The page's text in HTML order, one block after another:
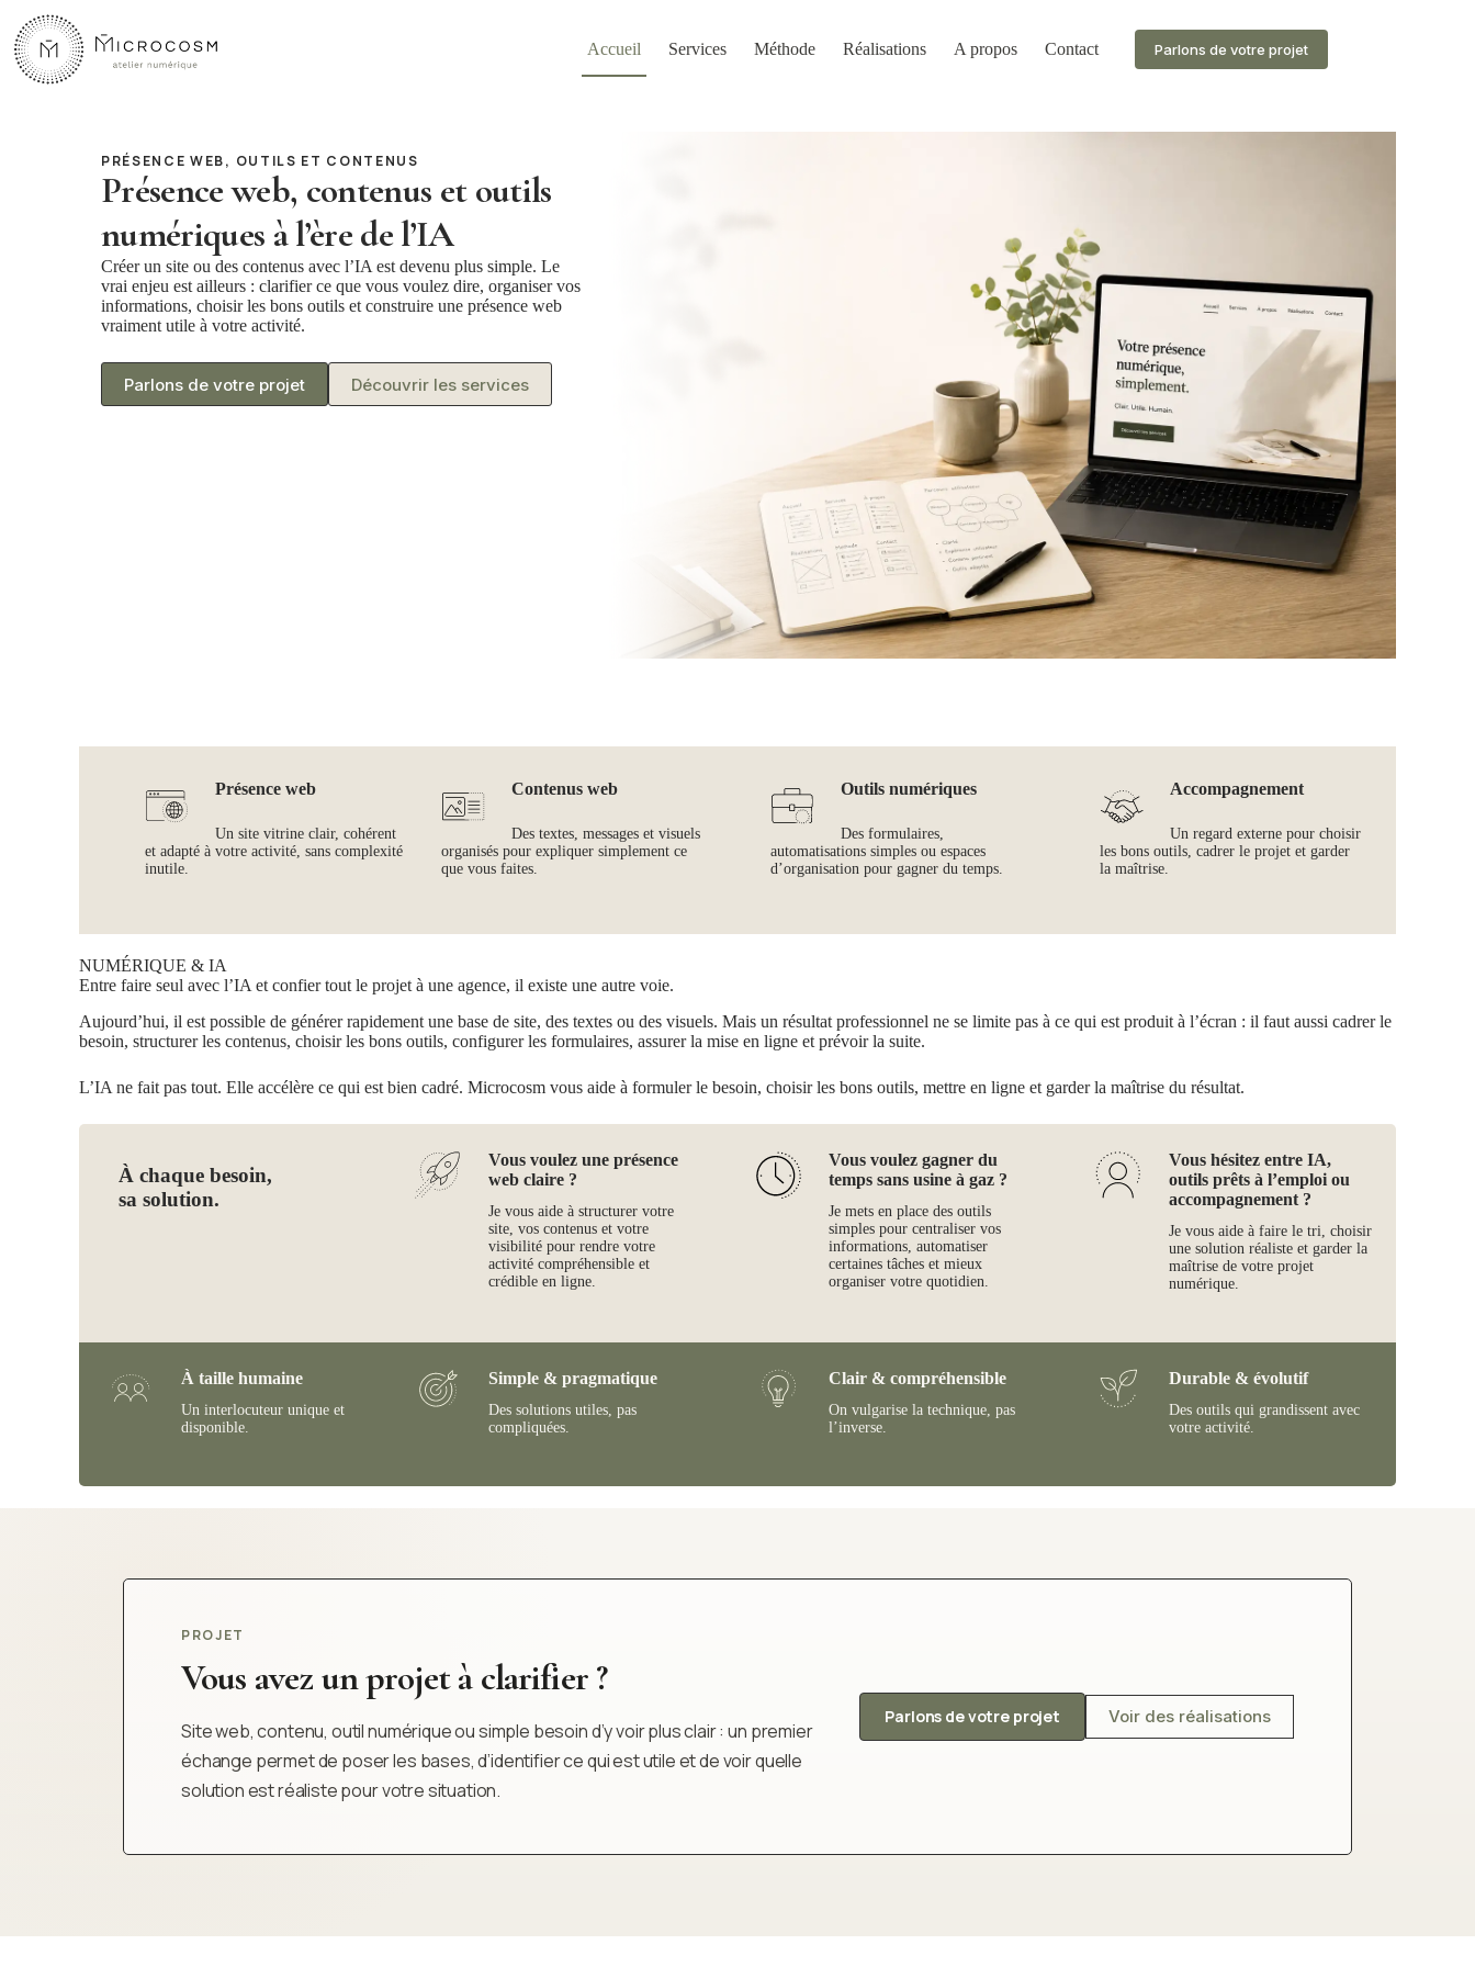
contenu
Accueil Services Méthode Réalisations A propos Contact Parlons de votre projet
PRÉSENCE WEB, OUTILS ET CONTENUS
Présence web, contenus et outils
numériques à l’ère de l’IA
Créer un site ou des contenus avec l’IA est devenu plus simple. Le
vrai enjeu est ailleurs : clarifier ce que vous voulez dire, organiser vos
informations, choisir les bons outils et construire une présence web
vraiment utile à votre activité.
Parlons de votre projet Découvrir les services
Présence web
Un site vitrine clair, cohérent
et adapté à votre activité, sans complexité
inutile.
Contenus web
Des textes, messages et visuels
organisés pour expliquer simplement ce
que vous faites.
Outils numériques
Des formulaires,
automatisations simples ou espaces
d’organisation pour gagner du temps.
Accompagnement
Un regard externe pour choisir
les bons outils, cadrer le projet et garder
la maîtrise.
NUMÉRIQUE & IA
Entre faire seul avec l’IA et confier tout le projet à une agence, il existe une autre voie.
Aujourd’hui, il est possible de générer rapidement une base de site, des textes ou des visuels. Mais un résultat professionnel ne se limite pas à ce qui est produit à l’écran : il faut aussi cadrer le
besoin, structurer les contenus, choisir les bons outils, configurer les formulaires, assurer la mise en ligne et prévoir la suite.
L’IA ne fait pas tout. Elle accélère ce qui est bien cadré. Microcosm vous aide à formuler le besoin, choisir les bons outils, mettre en ligne et garder la maîtrise du résultat.
À chaque besoin,
sa solution.
Vous voulez une présence
web claire ?
Je vous aide à structurer votre
site, vos contenus et votre
visibilité pour rendre votre
activité compréhensible et
crédible en ligne.
Vous voulez gagner du
temps sans usine à gaz ?
Je mets en place des outils
simples pour centraliser vos
informations, automatiser
certaines tâches et mieux
organiser votre quotidien.
Vous hésitez entre IA,
outils prêts à l’emploi ou
accompagnement ?
Je vous aide à faire le tri, choisir
une solution réaliste et garder la
maîtrise de votre projet
numérique.
À taille humaine
Un interlocuteur unique et
disponible.
Simple & pragmatique
Des solutions utiles, pas
compliquées.
Clair & compréhensible
On vulgarise la technique, pas
l’inverse.
Durable & évolutif
Des outils qui grandissent avec
votre activité.
PROJET
Vous avez un projet à clarifier ?
Site web, contenu, outil numérique ou simple besoin d’y voir plus clair : un premier
échange permet de poser les bases, d’identifier ce qui est utile et de voir quelle
solution est réaliste pour votre situation.
Parlons de votre projet Voir des réalisations